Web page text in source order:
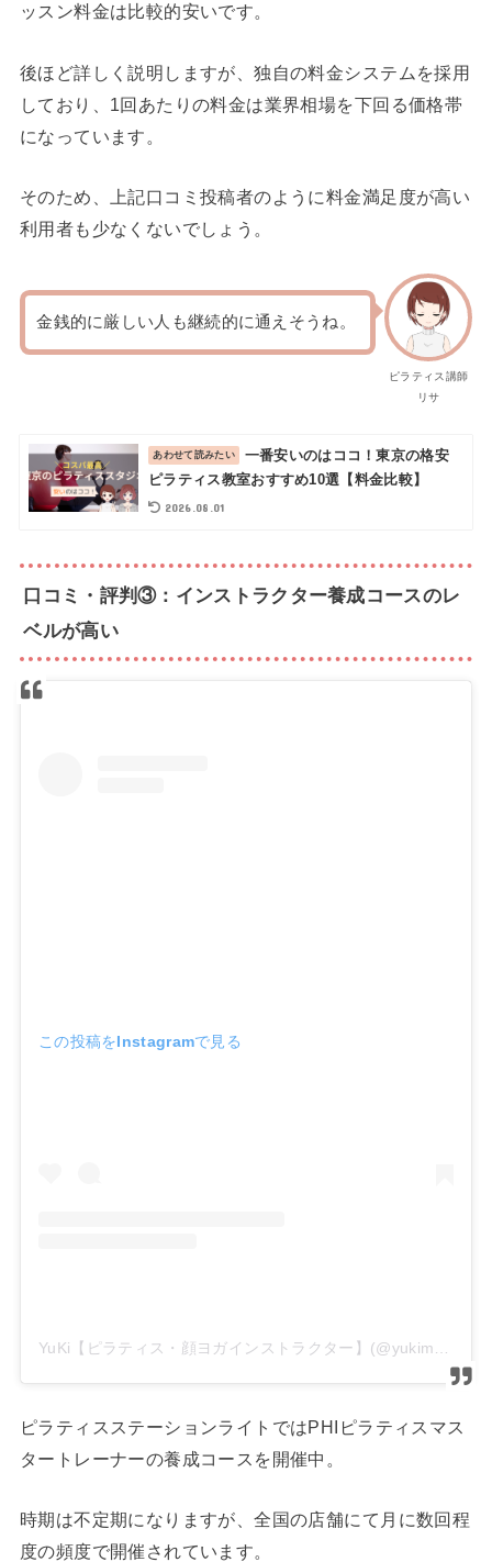
ッスン料金は比較的安いです。
後ほど詳しく説明しますが、独自の料金システムを採用
しており、1回あたりの料金は業界相場を下回る価格帯
になっています。
そのため、上記口コミ投稿者のように料金満足度が高い
利用者も少なくないでしょう。
ピラティス講師
リサ
金銭的に厳しい人も継続的に通えそうね。
一番安いのはココ！東京の格安
ピラティス教室おすすめ10選【料金比較】
2026.08.01
口コミ・評判③：インストラクター養成コースのレ
ベルが高い
この投稿をInstagramで見る
ピラティスステーションライトではPHIピラティスマス
タートレーナーの養成コースを開催中。
時期は不定期になりますが、全国の店舗にて月に数回程
度の頻度で開催されています。